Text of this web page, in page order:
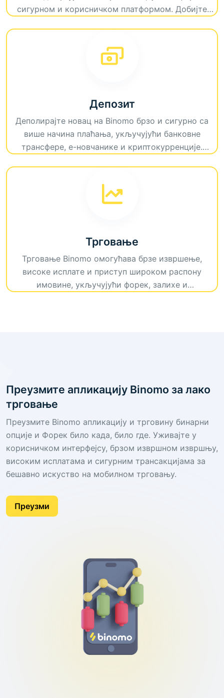
сигурном и корисничком платформом. Добијте
нивоима вештина.
Депозит
Деполирајте новац на Binomo брзо и сигурно са
више начина плаћања, укључујући банковне
трансфере, е-новчанике и криптокурренције.
Трговање
Трговање Binomo омогућава брзе извршење,
високе исплате и приступ широком распону
имовине, укључујући форек, залихе и
Преузмите апликацију Binomo за лако
трговање
Преузмите Binomo апликацију и трговину бинарни
опције и Форек било када, било где. Уживајте у
корисничком интерфејсу, брзом извршном извршњу,
високим исплатама и сигурним трансакцијама за
бешавно искуство на мобилном трговању.
Преузми